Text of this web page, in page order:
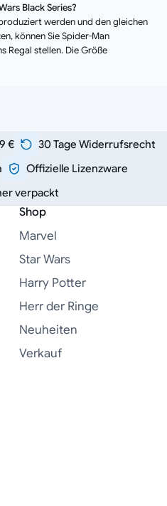
Black Series?
werden und den gleichen
können Sie Spider-Man
Regal stellen. Die Größe
€
30 Tage Widerrufsrecht
Offizielle Lizenzware
verpackt
Shop
Marvel
Star Wars
Harry Potter
Herr der Ringe
Neuheiten
Verkauf